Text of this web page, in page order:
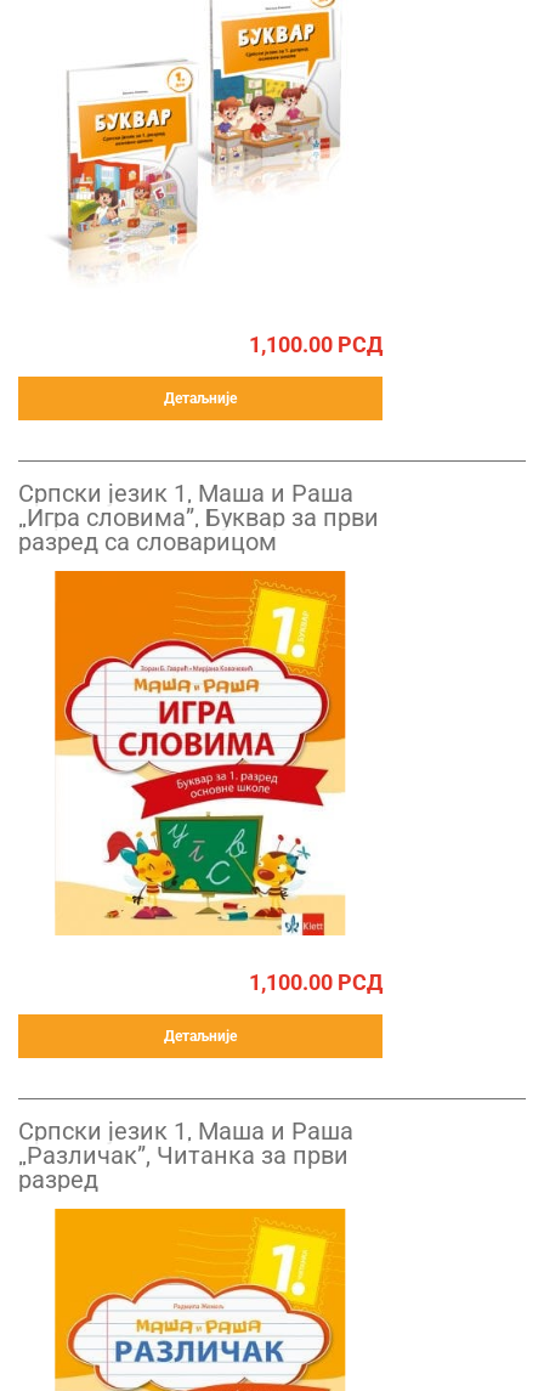
1,100.00 РСД
Детаљније
Српски језик 1, Маша и Раша
„Игра словима”, Буквар за први
разред са словарицом
1,100.00 РСД
Детаљније
Српски језик 1, Маша и Раша
„Различак”, Читанка за први
разред